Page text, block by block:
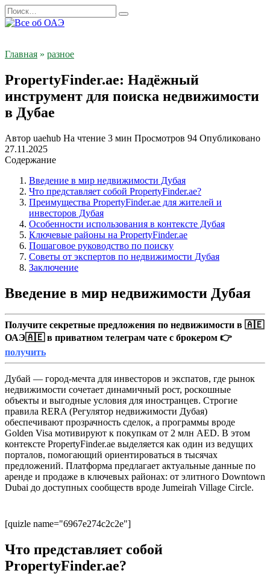
Перейти
к
Search
for:
Главная » разное
PropertyFinder.ae: Надёжный
инструмент для поиска недвижимости
в Дубае
Автор uaehub На чтение 3 мин Просмотров 94 Опубликовано
27.11.2025
Содержание
Введение в мир недвижимости Дубая
Что представляет собой PropertyFinder.ae?
Преимущества PropertyFinder.ae для жителей и
инвесторов Дубая
Особенности использования в контексте Дубая
Ключевые районы на PropertyFinder.ae
Пошаговое руководство по поиску
Советы от экспертов по недвижимости Дубая
Заключение
Введение в мир недвижимости Дубая
Получите секретные предложения по недвижимости в 🇦🇪
ОАЭ🇦🇪 в приватном телеграм чате с брокером 👉
получить
Дубай — город-мечта для инвесторов и экспатов, где рынок
недвижимости сочетает динамичный рост, роскошные
объекты и выгодные условия для иностранцев. Строгие
правила RERA (Регулятор недвижимости Дубая)
обеспечивают прозрачность сделок, а программы вроде
Golden Visa мотивируют к покупкам от 2 млн AED. В этом
контексте PropertyFinder.ae выделяется как один из ведущих
порталов, помогающий ориентироваться в тысячах
предложений. Платформа предлагает актуальные данные по
аренде и продаже в ключевых районах: от элитного Downtown
Dubai до доступных сообществ вроде Jumeirah Village Circle.
[quizle name="6967e274c2c2e"]
Что представляет собой
PropertyFinder.ae?